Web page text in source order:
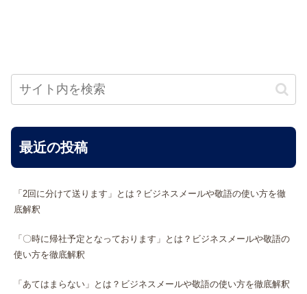
最近の投稿
「2回に分けて送ります」とは？ビジネスメールや敬語の使い方を徹
底解釈
「〇時に帰社予定となっております」とは？ビジネスメールや敬語の
使い方を徹底解釈
「あてはまらない」とは？ビジネスメールや敬語の使い方を徹底解釈